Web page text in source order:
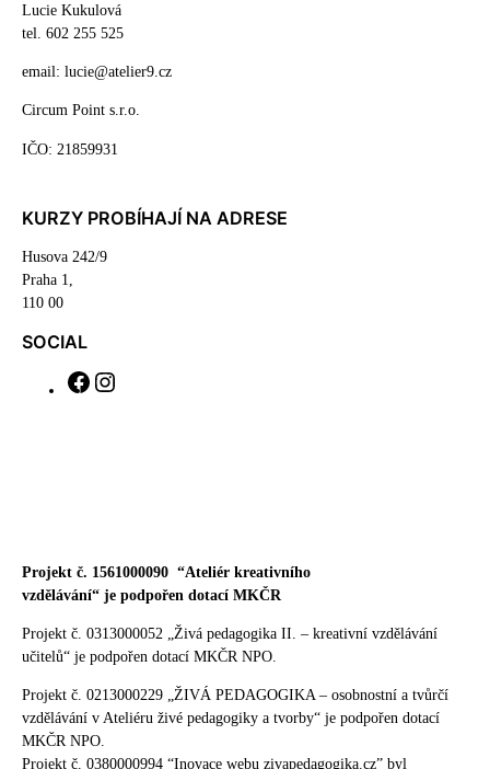
Lucie Kukulová
tel. 602 255 525
email: lucie@atelier9.cz
Circum Point s.r.o.
IČO: 21859931
KURZY PROBÍHAJÍ NA ADRESE
Husova 242/9
Praha 1,
110 00
SOCIAL
F
m
Projekt č. 1561000090 “Ateliér kreativního
vzdělávání“ je podpořen dotací MKČR
Projekt č. 0313000052 „Živá pedagogika II. – kreativní vzdělávání
učitelů“ je podpořen dotací MKČR NPO.
Projekt č. 0213000229 „ŽIVÁ PEDAGOGIKA – osobnostní a tvůrčí
vzdělávání v Ateliéru živé pedagogiky a tvorby“ je podpořen dotací
MKČR NPO.
Projekt č. 0380000994 “Inovace webu zivapedagogika.cz” byl